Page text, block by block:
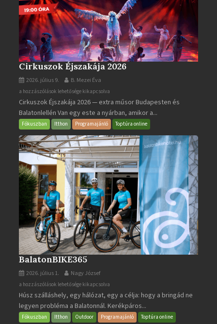
Cirkuszok Éjszakája 2026
2026. július 9. B. Mezei Éva
Cirkuszok
Éjszakája
2026
bejegyzéshez
a hozzászólások lehetősége kikapcsolva
Cirkuszok Éjszakája 2026 — extra műsor Budapesten és
Balatonlellén Van egy este a nyárban, amikor a...
Fókuszban Itthon Programajánló Toptúra online
BalatonBIKE365
2026. július 1. Nagy József
BalatonBIKE365
bejegyzéshez
a hozzászólások lehetősége kikapcsolva
Húsz szálláshely, egy hálózat, egy a célja: hogy a bringád ne
legyen probléma a Balatonnál. Kerékpáros...
Fókuszban Itthon Outdoor Programajánló Toptúra online